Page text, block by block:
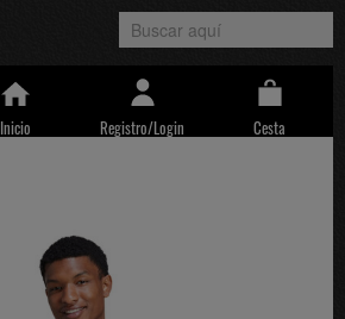
Inicio Registro/Login Cesta